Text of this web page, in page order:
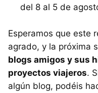
del 8 al 5 de
Esperamos que este
agrado, y la próxima
blogs amigos y sus
proyectos viajeros.
algún blog, podéis